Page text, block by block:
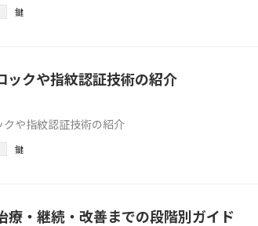
鍵
ックや指紋認証技術の紹介
クや指紋認証技術の紹介
鍵
療・継続・改善までの段階別ガイド